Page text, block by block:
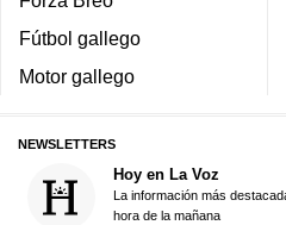
Fútbol gallego
Motor gallego
NEWSLETTERS
Hoy en La Voz
La información más
hora de la mañana